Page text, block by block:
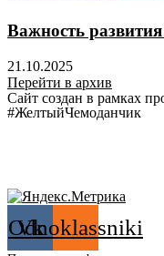
Важность
21.10.2025
Перейти в архив
Сайт создан в рамках
#ЖелтыйЧемоданчик
Vk
Odnoklassniki